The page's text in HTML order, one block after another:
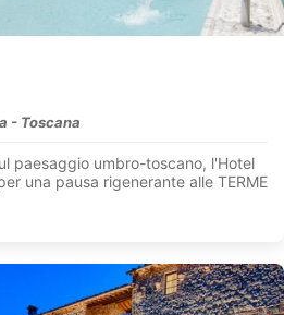
- Toscana
paesaggio umbro-toscano, l'Hotel
una pausa rigenerante alle TERME